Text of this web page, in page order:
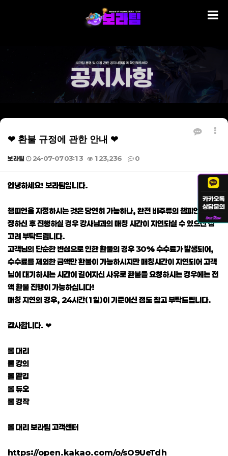
❤ 환불 규정에 관한 안내 ❤
보라팀 24-07-07 03:13 123,236 0
본문
안녕하세요! 보라팀입니다.
챔피언을 지정하시는 것은 당연히 가능하나, 완전 비주류의 챔피언을 지
정하신 후 진행하실 경우 강사님과의 매칭 시간이 지연되실 수 있으신 점
고려 부탁드립니다.
고객님의 단순한 변심으로 인한 환불의 경우 30% 수수료가 발생되어,
수수료를 제외한 금액만 환불이 가능하시지만 매칭시간이 지연되어 고객
님이 대기하시는 시간이 길어지신 사유로 환불을 요청하시는 경우에는 전
액 환불 진행이 가능하십니다!
매칭 지연의 경우, 24시간(1일)이 기준이신 점도 참고 부탁드립니다.
감사합니다. ❤
롤 대리
롤 강의
롤 맡김
롤 듀오
롤 경작
롤 대리 보라팀 고객센터
https://open.kakao.com/o/sO9UeTdh